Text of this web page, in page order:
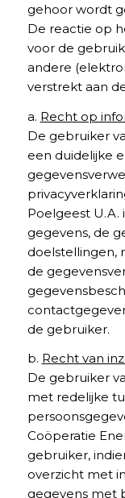
gehoor wordt
De reactie op
voor de
andere
verstrekt aan
a. Recht op
De gebruiker
een duidelijke
Poelgeest
gegevens, de
doelstellingen,
de
de gebruiker.
b. Recht van
De gebruiker
met redelijke
Coöperatie
gebruiker,
overzicht met
gegevens met